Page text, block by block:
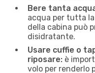
Bere tanta
acqua per tutta
della cabina può
disidratante.
Usare cuffie o
riposare: è
volo per renderlo